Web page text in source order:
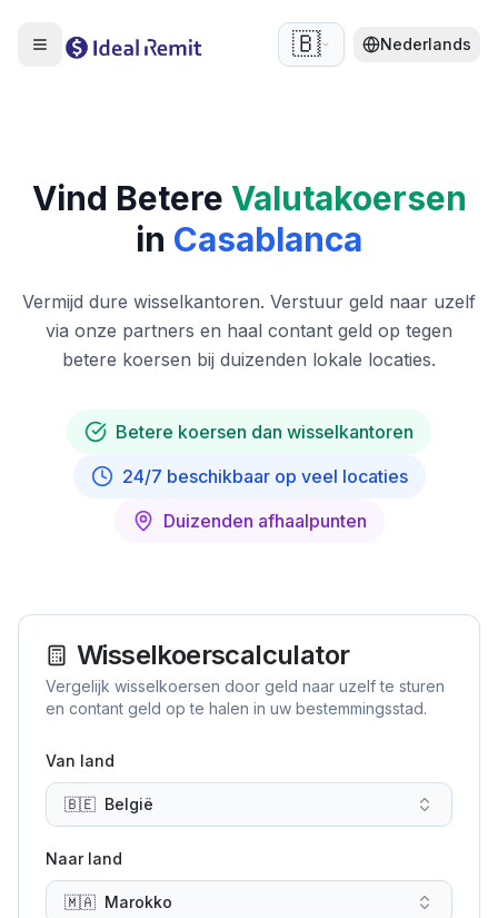
🇧🇪 Nederlands
Vind Betere Valutakoersen
in Casablanca
Vermijd dure wisselkantoren. Verstuur geld naar uzelf
via onze partners en haal contant geld op tegen
betere koersen bij duizenden lokale locaties.
Betere koersen dan wisselkantoren
24/7 beschikbaar op veel locaties
Duizenden afhaalpunten
Wisselkoerscalculator
Vergelijk wisselkoersen door geld naar uzelf te sturen
en contant geld op te halen in uw bestemmingsstad.
Van land
🇧🇪 België
Naar land
🇲🇦 Marokko